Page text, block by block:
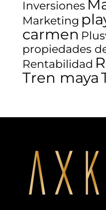
Inversiones
Marketing
carmen
propiedades
Rentabilidad
Tren maya